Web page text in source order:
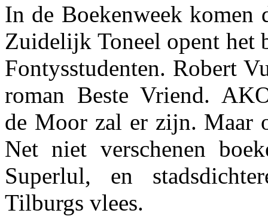
In de Boekenweek komen
Zuidelijk Toneel opent het
Fontysstudenten. Robert
roman Beste Vriend.
de Moor zal er zijn. Maar
Net niet verschenen
Superlul, en
Tilburgs vlees.